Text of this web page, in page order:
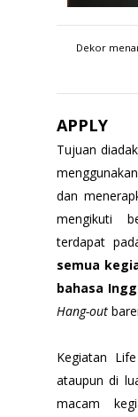
Dekor
APPLY
Tujuan
dan
mengikuti
terdapat
semua
bahasa
Hang-out
Kegiatan
ataupun di
macam